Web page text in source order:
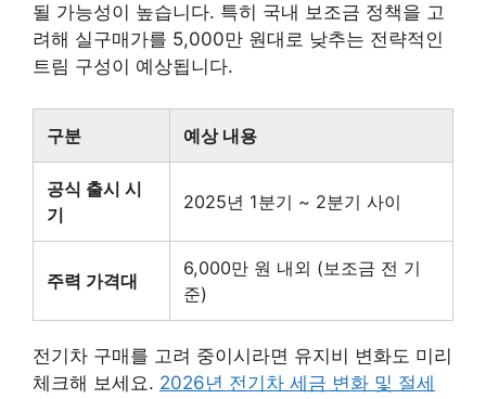
될 가능성이 높습니다. 특히 국내 보조금 정책을 고
려해 실구매가를 5,000만 원대로 낮추는 전략적인
트림 구성이 예상됩니다.
구분 예상 내용
공식 출시 시
기
2025년 1분기 ~ 2분기 사이
주력 가격대
6,000만 원 내외 (보조금 전 기
준)
전기차 구매를 고려 중이시라면 유지비 변화도 미리
체크해 보세요. 2026년 전기차 세금 변화 및 절세